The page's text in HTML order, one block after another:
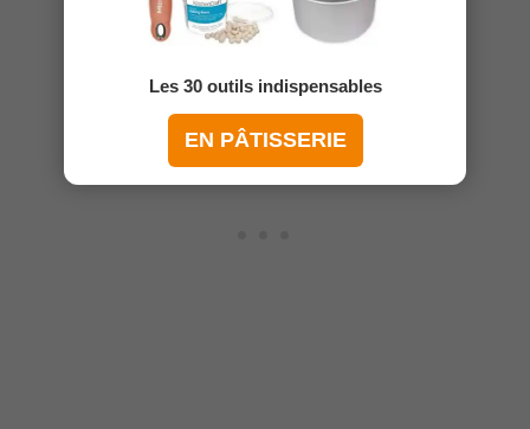
Galette des rois au Nutella
Les 30 outils indispensables
EN PÂTISSERIE